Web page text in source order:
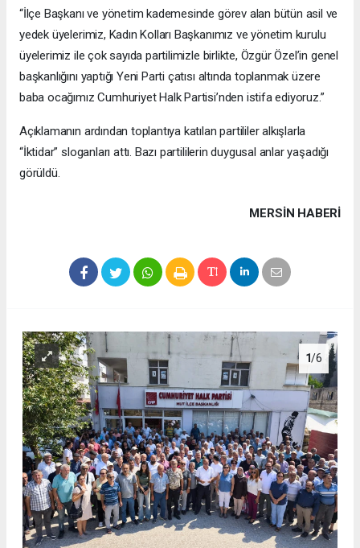
“İlçe Başkanı ve yönetim kademesinde görev alan bütün asil ve
yedek üyelerimiz, Kadın Kolları Başkanımız ve yönetim kurulu
üyelerimiz ile çok sayıda partilimizle birlikte, Özgür Özel’in genel
başkanlığını yaptığı Yeni Parti çatısı altında toplanmak üzere
baba ocağımız Cumhuriyet Halk Partisi’nden istifa ediyoruz.”
Açıklamanın ardından toplantıya katılan partililer alkışlarla
“İktidar” sloganları attı. Bazı partililerin duygusal anlar yaşadığı
görüldü.
MERSIN HABERİ
1/6